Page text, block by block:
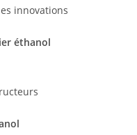
innovations
éthanol